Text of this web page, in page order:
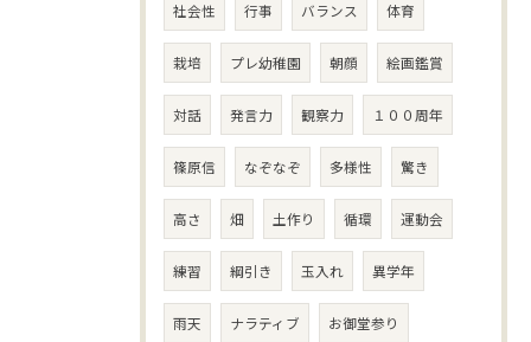
社会性 行事 バランス 体育
栽培 プレ幼稚園 朝顔 絵画鑑賞
対話 発言力 観察力 １００周年
篠原信 なぞなぞ 多様性 驚き
高さ 畑 土作り 循環 運動会
練習 綱引き 玉入れ 異学年
雨天 ナラティブ お御堂参り